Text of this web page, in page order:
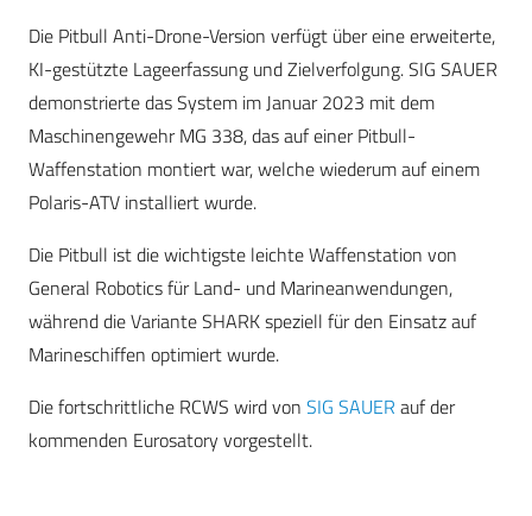
Die Pitbull Anti-Drone-Version verfügt über eine erweiterte,
KI-gestützte Lageerfassung und Zielverfolgung. SIG SAUER
demonstrierte das System im Januar 2023 mit dem
Maschinengewehr MG 338, das auf einer Pitbull-
Waffenstation montiert war, welche wiederum auf einem
Polaris-ATV installiert wurde.
Die Pitbull ist die wichtigste leichte Waffenstation von
General Robotics für Land- und Marineanwendungen,
während die Variante SHARK speziell für den Einsatz auf
Marineschiffen optimiert wurde.
Die fortschrittliche RCWS wird von SIG SAUER auf der
kommenden Eurosatory vorgestellt.